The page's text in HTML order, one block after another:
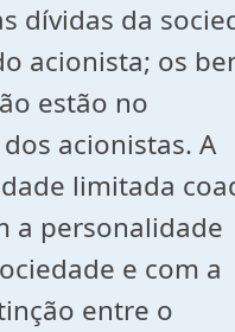
dívidas da
acionista; os
estão no
acionistas. A
limitada
a personalidade
e com a
entre o